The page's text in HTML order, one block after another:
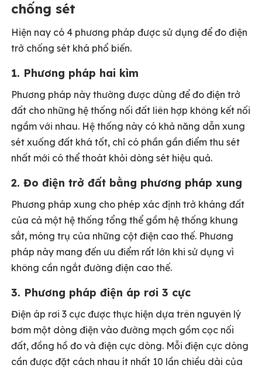
chống sét
Hiện nay có 4 phương pháp được sử dụng để đo điện
trở chống sét khá phổ biến.
1. Phương pháp hai kìm
Phương pháp này thường được dùng để đo điện trở
đất cho những hệ thống nối đất liên hợp không kết nối
ngầm với nhau. Hệ thống này có khả năng dẫn xung
sét xuống đất khá tốt, chỉ có phần gần điểm thu sét
nhất mới có thể thoát khỏi dòng sét hiệu quả.
2. Đo điện trở đất bằng phương pháp xung
Phương pháp xung cho phép xác định trở kháng đất
của cả một hệ thống tổng thể gồm hệ thống khung
sắt, móng trụ của những cột điện cao thế. Phương
pháp này mang đến ưu điểm rất lớn khi sử dụng vì
không cần ngắt đường điện cao thế.
3. Phương pháp điện áp rơi 3 cực
Điện áp rơi 3 cực được thực hiện dựa trên nguyên lý
bơm một dòng điện vào đường mạch gồm cọc nối
đất, đồng hồ đo và điện cực dòng. Mỗi điện cực dòng
cần được đặt cách nhau ít nhất 10 lần chiều dài của